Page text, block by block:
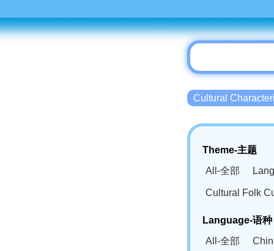
Cultural
Theme-主题
All-全部
Cultural Folk
Language-语种
All-全部